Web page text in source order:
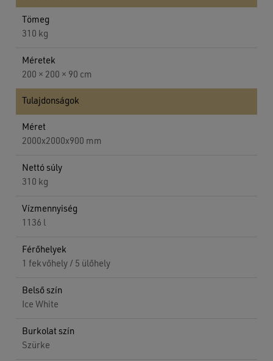
Tömeg
310 kg
Méretek
200 × 200 × 90 cm
Tulajdonságok
Méret
2000x2000x900 mm
Nettó súly
310 kg
Vízmennyiség
1136 l
Férőhelyek
1 fekvőhely / 5 ülőhely
Belső szín
Ice White
Burkolat szín
Szürke